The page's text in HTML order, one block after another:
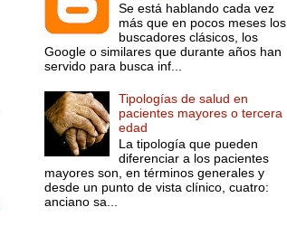
Se está hablando cada vez
más que en pocos meses los
buscadores clásicos, los
Google o similares que durante años han
servido para busca inf...
Tipologías de salud en
pacientes mayores o tercera
edad
La tipología que pueden
diferenciar a los pacientes
mayores son, en términos generales y
desde un punto de vista clínico, cuatro:
anciano sa...